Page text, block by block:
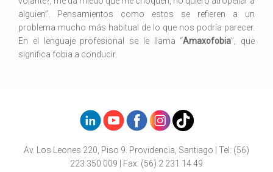
alguien”. Pensamientos como estos se refieren a un
problema mucho más habitual de lo que nos podría parecer.
En el lenguaje profesional se le llama “Amaxofobia”, que
significa fobia a conducir.
Av. Los Leones 220, Piso 9. Providencia, Santiago | Tel: (56)
223 350 009 | Fax: (56) 2 231 14 49